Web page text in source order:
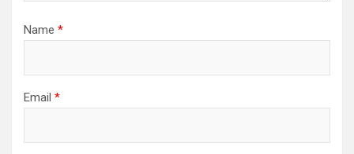
Name *
Email *